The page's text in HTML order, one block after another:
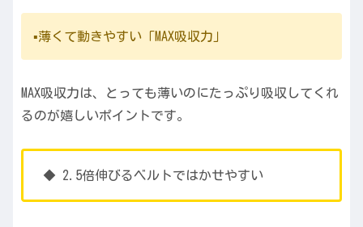
▪️薄くて動きやすい「MAX吸収力」
MAX吸収力は、とっても薄いのにたっぷり吸収してくれ
るのが嬉しいポイントです。
◆ 2.5倍伸びるベルトではかせやすい